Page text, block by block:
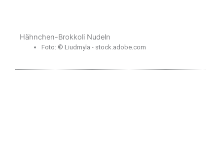
Hähnchen-Brokkoli Nudeln
Foto: © Liudmyla - stock.adobe.com